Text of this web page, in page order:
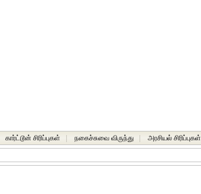
கார்ட்டூன் சிரிப்புகள் நகைச்சுவை விருந்து அரசியல் சிரிப்புகள்